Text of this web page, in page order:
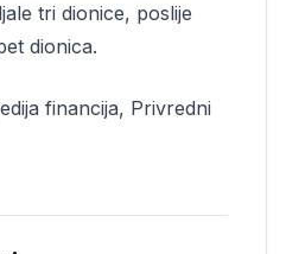
tri dionice, poslije
dionica.
financija, Privredni